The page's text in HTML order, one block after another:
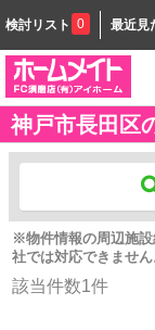
検討リスト 0 最近見
神戸市長田区
※物件情報の周辺施
社では対応できません
該当件数1件